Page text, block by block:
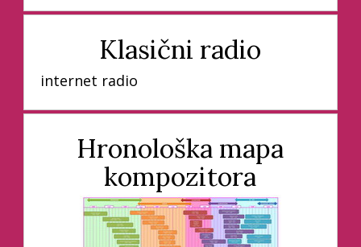
Klasični radio
internet radio
Hronološka mapa
kompozitora